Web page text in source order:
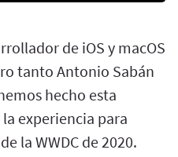
de iOS y macOS
tanto Antonio Sabán
hecho esta
experiencia para
la WWDC de 2020.